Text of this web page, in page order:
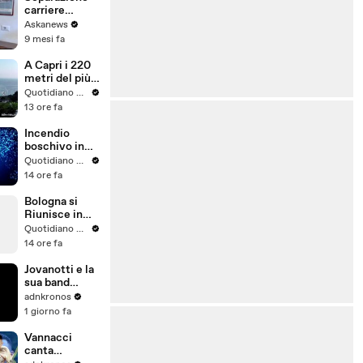
carriere
magistrati:
presentato il
il sì
Askanews
9 mesi fa
A Capri i 220
metri del più
grande yacht
a vela del
Quotidiano Nazionale
13 ore fa
Incendio
boschivo in
area impervia
a Canossa nel
Quotidiano Nazionale
14 ore fa
Bologna si
Riunisce in
Coro per
Omaggiare
Guccini
davanti alla
sua Casa
Storica
Quotidiano Nazionale
14 ore fa
Jovanotti e la
sua band
rendono
omaggio al
Guccini -
Video
adnkronos
1 giorno fa
Vannacci
canta